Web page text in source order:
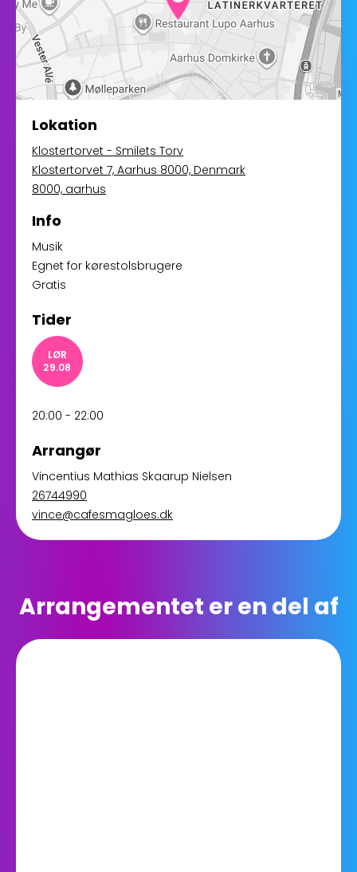
Lokation
Klostertorvet - Smilets Torv
Klostertorvet 7, Aarhus 8000, Denmark
8000, aarhus
Info
Musik
Egnet for kørestolsbrugere
Gratis
Tider
LØR
29.08
20:00 - 22:00
Arrangør
Vincentius Mathias Skaarup Nielsen
26744990
vince@cafesmagloes.dk
Arrangementet er en del af